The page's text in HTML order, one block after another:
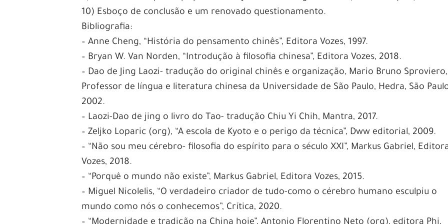
10) Esboço de conclusão e um renovado questionamento.
Bibliografia:
– Anne Cheng, “História do pensamento chinês”, Editora Vozes, 1997.
– Bryan W. Van Norden, “Introdução à filosofia chinesa”, Editora Vozes, 2018.
– Dao de Jing Laozi- tradução do original chinês e organização, Mario Bruno Sproviero,
Professor de língua e literatura chinesa da Universidade de São Paulo, Hedra, São
2002.
– Laozi-Dao de jing o livro do Tao- tradução Chiu Yi Chih, Mantra, 2017.
– Zeljko Loparic (org), “A escola de Kyoto e o perigo da técnica”, Dww editorial, 2009.
– “Não sou meu cérebro- filosofia do espírito para o século XXI”, Markus Gabriel,
Vozes, 2018.
– “Porquê o mundo não existe”, Markus Gabriel, Editora Vozes, 2015.
– Miguel Nicolelis, “O verdadeiro criador de tudo-como o cérebro humano esculpiu o
mundo como nós o conhecemos”, Crítica, 2020.